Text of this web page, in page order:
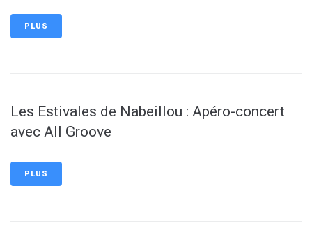
PLUS
Les Estivales de Nabeillou : Apéro-concert
avec All Groove
PLUS